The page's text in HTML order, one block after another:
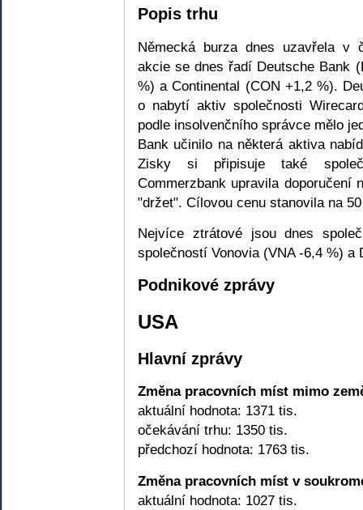
Popis trhu
Německá burza dnes uzavřela v
akcie se dnes řadí Deutsche Bank
%) a Continental (CON +1,2 %).
o nabytí aktiv společnosti
podle insolvenčního správce mělo
Bank učinilo na některá aktiva
Zisky si připisuje také
Commerzbank upravila doporučení
"držet". Cílovou cenu stanovila na
Nejvíce ztrátové jsou dnes
společností Vonovia (VNA -6,4 %) a
Podnikové zprávy
USA
Hlavní zprávy
Změna pracovních míst mimo
aktuální hodnota: 1371 tis.
očekávání trhu: 1350 tis.
předchozí hodnota: 1763 tis.
Změna pracovních míst v
aktuální hodnota: 1027 tis.